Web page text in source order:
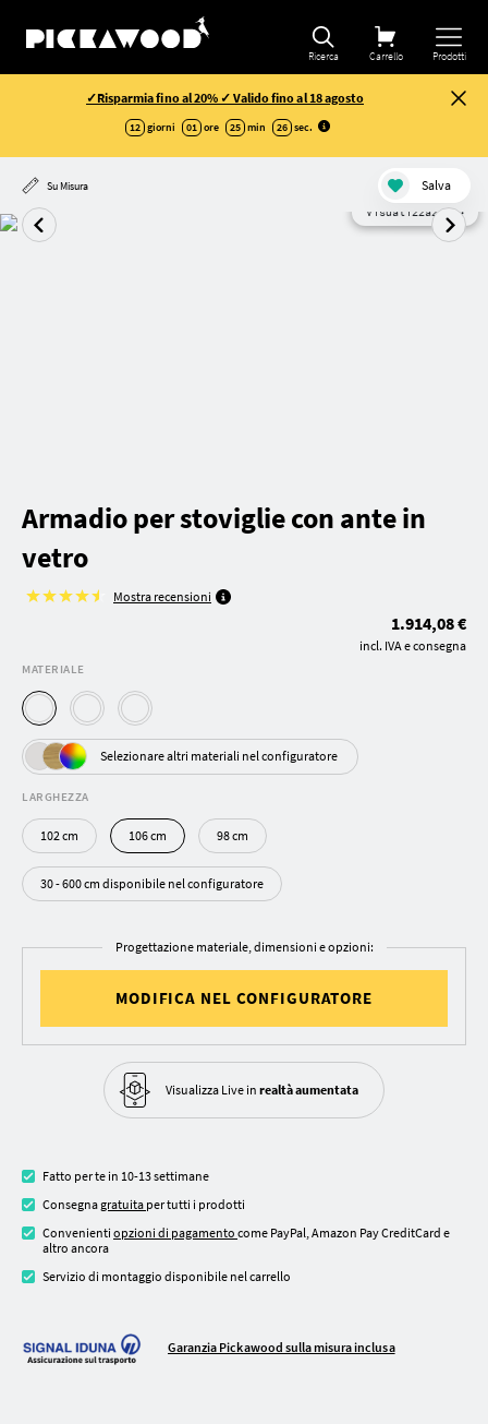
Ricerca Carrello Prodotti
✓Risparmia fino al 20% ✓ Valido fino al 18 agosto
12 giorni 01 ore 25 min 26 sec.
Su Misura Salva
Visualizzazione
Armadio per stoviglie con ante in
vetro
Mostra recensioni
1.914,08 €
incl. IVA e consegna
MATERIALE
Selezionare altri materiali nel configuratore
LARGHEZZA
102 cm 106 cm 98 cm
30 - 600 cm disponibile nel configuratore
Progettazione materiale, dimensioni e opzioni:
MODIFICA NEL CONFIGURATORE
Visualizza Live in realtà aumentata
Fatto per te in 10-13 settimane
Consegnagratuita per tutti i prodotti
Convenienti opzioni di pagamento come PayPal, Amazon Pay CreditCard e
altro ancora
Servizio di montaggio disponibile nel carrello
Garanzia Pickawood sulla misura inclusa